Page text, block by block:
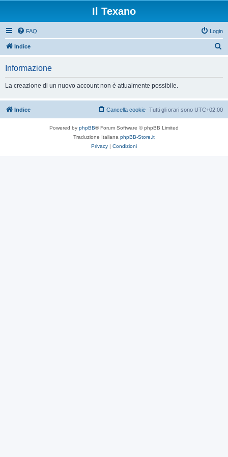
Il Texano
FAQ Login
Indice
Informazione
La creazione di un nuovo account non è attualmente possibile.
Indice Tutti gli orari sono UTC+02:00
Cancella cookie
Powered by phpBB® Forum Software © phpBB Limited
Traduzione Italiana phpBB-Store.it
Privacy | Condizioni